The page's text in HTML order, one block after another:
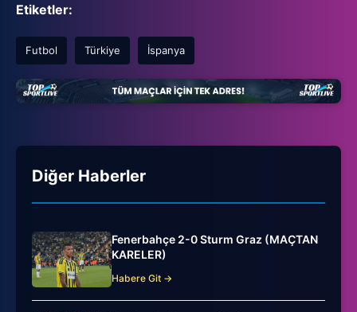
Etiketler:
Futbol Türkiye İspanya
Diğer Haberler
Fenerbahçe 2-0 Sturm Graz (MAÇTAN
KARELER)
Habere Git →